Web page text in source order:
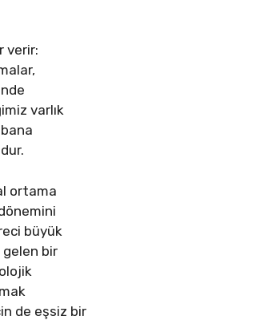
verir:
varlık
ortama
büyük
gelen bir
de eşsiz bir